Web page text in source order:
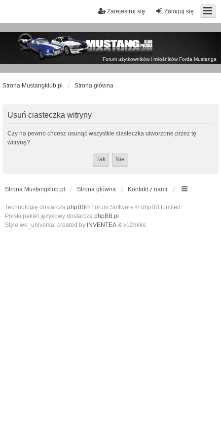
Zaloguj się
Zarejestruj się
Forum użytkowników i miłośników Forda Mustanga
Strona Mustangklub.pl Strona główna
Usuń ciasteczka witryny
Czy na pewno chcesz usunąć wszystkie ciasteczka utworzone przez tę
witrynę?
Strona Mustangklub.pl Strona główna Kontakt z nami
Technologię dostarcza phpBB® Forum Software © phpBB Limited
Polski pakiet językowy dostarcza phpBB.pl
Style we_universal created by INVENTEA & v12mike